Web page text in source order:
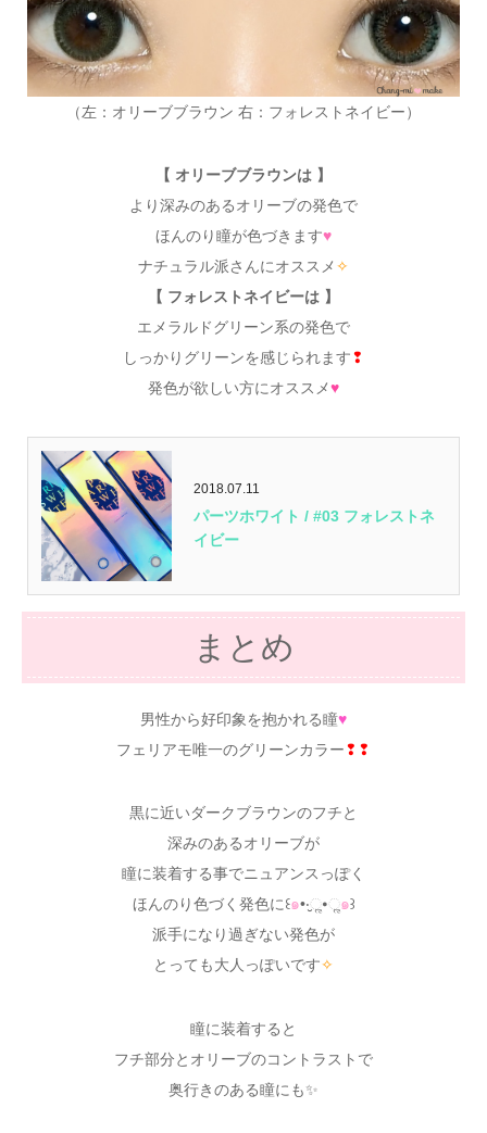
（左：オリーブブラウン 右：フォレストネイビー）
【 オリーブブラウンは 】
より深みのあるオリーブの発色で
ほんのり瞳が色づきます♥
ナチュラル派さんにオススメ ✧
【 フォレストネイビーは 】
エメラルドグリーン系の発色で
しっかりグリーンを感じられます❢
発色が欲しい方にオススメ♥
2018.07.11
パーツホワイト / #03 フォレストネ
イビー
まとめ
男性から好印象を抱かれる瞳♥
フェリアモ唯一のグリーンカラー❢❢
黒に近いダークブラウンのフチと
深みのあるオリーブが
瞳に装着する事でニュアンスっぽく
ほんのり色づく発色に꒰๑•‧̮ૣ•ૣ๑꒱
派手になり過ぎない発色が
とっても大人っぽいです✧
瞳に装着すると
フチ部分とオリーブのコントラストで
奥行きのある瞳にも✨